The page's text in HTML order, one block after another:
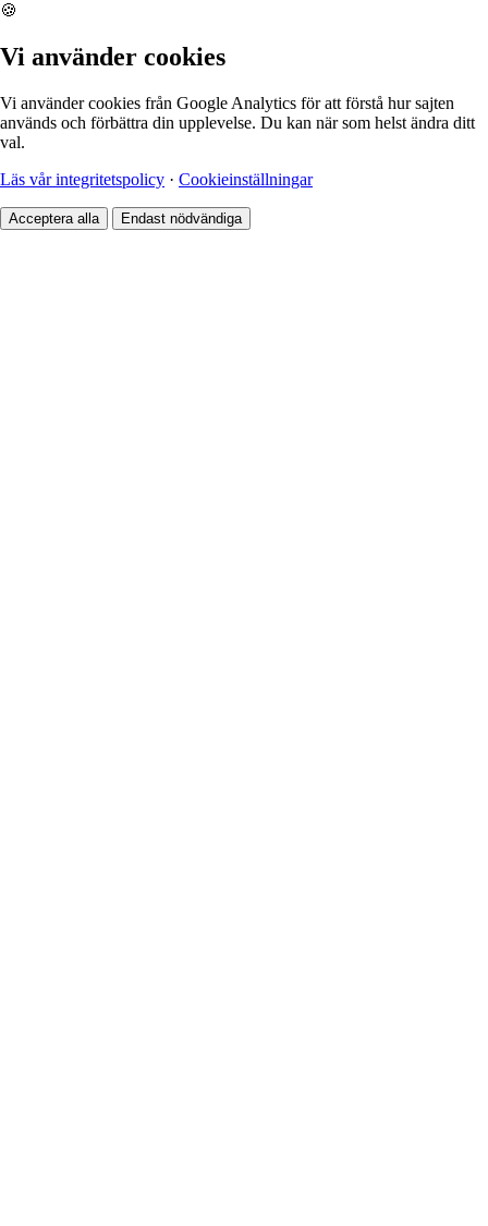
🍪
Vi använder cookies
Vi använder cookies från Google Analytics för att förstå hur sajten
används och förbättra din upplevelse. Du kan när som helst ändra ditt
val.
Läs vår integritetspolicy · Cookieinställningar
Acceptera alla Endast nödvändiga